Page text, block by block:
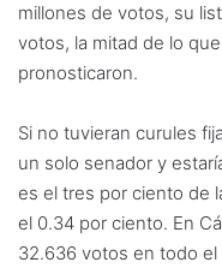
millones de votos, su
votos, la mitad de lo
pronosticaron.
Si no tuvieran curules
un solo senador y
es el tres por ciento de
el 0.34 por ciento. En
32.636 votos en todo el